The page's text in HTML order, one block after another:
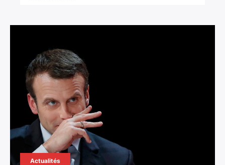
Actualités